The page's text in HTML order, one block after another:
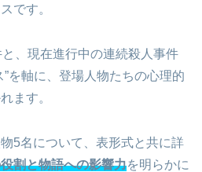
です。
、現在進行中の連続殺人事件
”を軸に、登場人物たちの心理的
ます。
5名について、表形式と共に詳
割と物語への影響力を明らかに